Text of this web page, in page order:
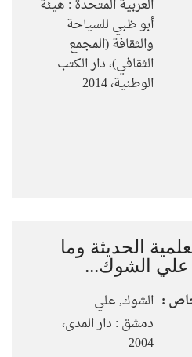
العربية المتحدة : هيئة
أبو ظبي للسياحة
والثقافة (المجمع
الثقافي)، دار الكتب
الوطنية، 2014
الحديثة وما
علي الشوك...
: الشوك, علي
دمشق : دار المدى،
2004